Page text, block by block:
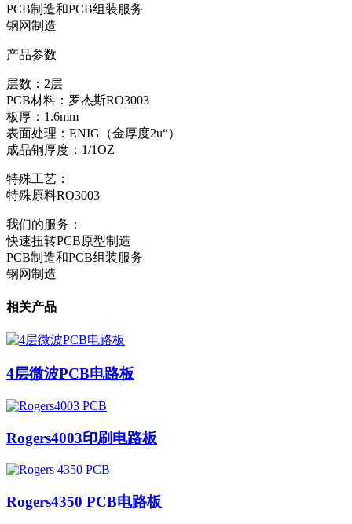
PCB制造和PCB组装服务
钢网制造
产品参数
层数：2层
PCB材料：罗杰斯RO3003
板厚：1.6mm
表面处理：ENIG（金厚度2u“）
成品铜厚度：1/1OZ
特殊工艺：
特殊原料RO3003
我们的服务：
快速扭转PCB原型制造
PCB制造和PCB组装服务
钢网制造
相关产品
4层微波PCB电路板
Rogers4003印刷电路板
Rogers4350 PCB电路板